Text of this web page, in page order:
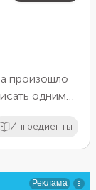
произошло
одним
Ингредиенты